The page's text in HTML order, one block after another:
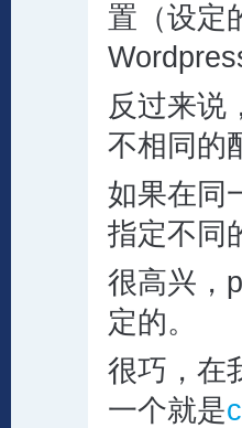
置（设定
反过来说
不相同的
如果在同
指定不同
很高兴，
定的。
很巧，在
一个就是